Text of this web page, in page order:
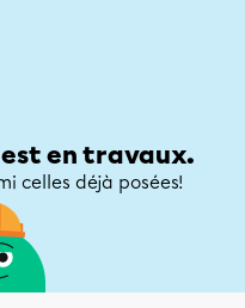
est en travaux.
celles déjà posées!